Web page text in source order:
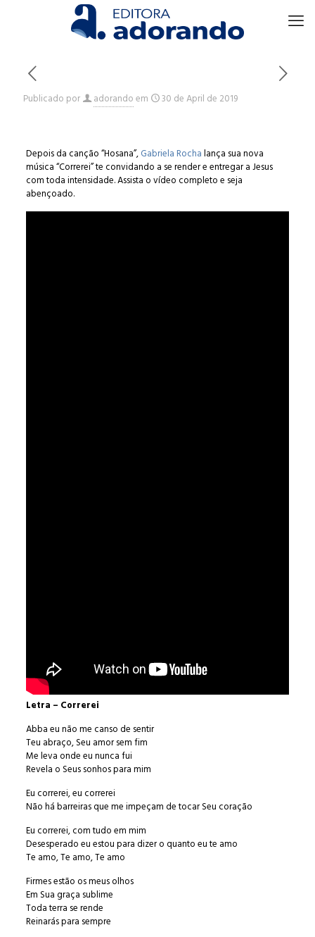
Publicado por adorandoem 30 de April de 2019
Depois da canção “Hosana”,Gabriela Rochalança sua nova
música “Correrei” te convidando a se render e entregar a Jesus
com toda intensidade. Assista o vídeo completo e seja
abençoado.
Letra – Correrei
Abba eu não me canso de sentir
Teu abraço, Seu amor sem fim
Me leva onde eu nunca fui
Revela o Seus sonhos para mim
Eu correrei, eu correrei
Não há barreiras que me impeçam de tocar Seu coração
Eu correrei, com tudo em mim
Desesperado eu estou para dizer o quanto eu te amo
Te amo, Te amo, Te amo
Firmes estão os meus olhos
Em Sua graça sublime
Toda terra se rende
Reinarás para sempre